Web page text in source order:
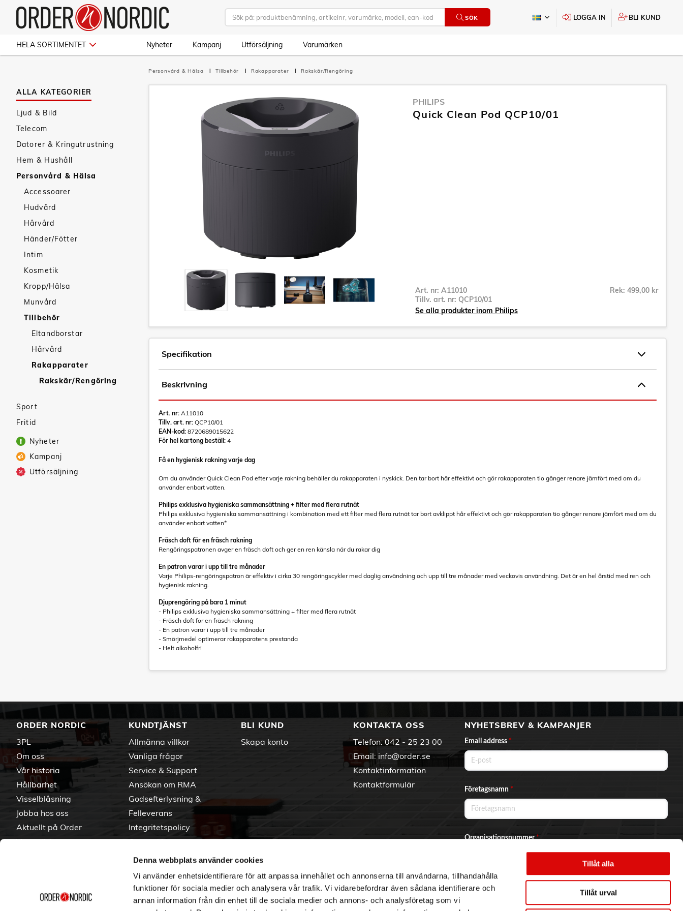
Denna webbplats använder cookies
Vi använder enhetsidentifierare för att anpassa innehållet och annonserna till användarna, tillhandahålla
funktioner för sociala medier och analysera vår trafik. Vi vidarebefordrar även sådana identifierare och
annan information från din enhet till de sociala medier och annons- och analysföretag som vi
Tillåt alla
Tillåt urval
SÖK LOGGA IN BLI KUND
HELA SORTIMENTET Nyheter Kampanj Utförsäljning Varumärken
ALLA KATEGORIER
Ljud & Bild
Telecom
Datorer & Kringutrustning
Hem & Hushåll
Personvård & Hälsa
Accessoarer
Hudvård
Hårvård
Händer/Fötter
Intim
Kosmetik
Kropp/Hälsa
Munvård
Tillbehör
Eltandborstar
Hårvård
Rakapparater
Rakskär/Rengöring
Sport
Fritid
Nyheter
Kampanj
Utförsäljning
Personvård & Hälsa Tillbehör Rakapparater Rakskär/Rengöring
PHILIPS
Quick Clean Pod QCP10/01
Art. nr: A11010
Tillv. art. nr: QCP10/01
Rek: 499,00 kr
Se alla produkter inom Philips
Specifikation
Beskrivning
Art. nr: A11010
Tillv. art. nr: QCP10/01
EAN-kod: 8720689015622
För hel kartong beställ: 4
Få en hygienisk rakning varje dag
Om du använder Quick Clean Pod efter varje rakning behåller du rakapparaten i nyskick. Den tar bort hår effektivt och gör rakapparaten tio gånger renare jämfört med om du
använder enbart vatten.
Philips exklusiva hygieniska sammansättning + filter med flera rutnät
Philips exklusiva hygieniska sammansättning i kombination med ett filter med flera rutnät tar bort avklippt hår effektivt och gör rakapparaten tio gånger renare jämfört med om du
använder enbart vatten*
Fräsch doft för en fräsch rakning
Rengöringspatronen avger en fräsch doft och ger en ren känsla när du rakar dig
En patron varar i upp till tre månader
Varje Philips-rengöringspatron är effektiv i cirka 30 rengöringscykler med daglig användning och upp till tre månader med veckovis användning. Det är en hel årstid med ren och
hygienisk rakning.
Djuprengöring på bara 1 minut
- Philips exklusiva hygieniska sammansättning + filter med flera rutnät
- Fräsch doft för en fräsch rakning
- En patron varar i upp till tre månader
- Smörjmedel optimerar rakapparatens prestanda
- Helt alkoholfri
ORDER NORDIC
3PL
Om oss
Vår historia
Hållbarhet
Visselblåsning
Jobba hos oss
Aktuellt på Order
Varumärken
KUNDTJÄNST
Allmänna villkor
Vanliga frågor
Service & Support
Ansökan om RMA
Godsefterlysning &
Felleverans
Integritetspolicy
Om cookies
BLI KUND
Skapa konto
KONTAKTA OSS
Telefon: 042 - 25 23 00
Email: info@order.se
Kontaktinformation
Kontaktformulär
NYHETSBREV & KAMPANJER
Email address *
Företagsnamn *
Organisationsnummer*
Ja, jag vill prenumerera på nyhetsbrevet.